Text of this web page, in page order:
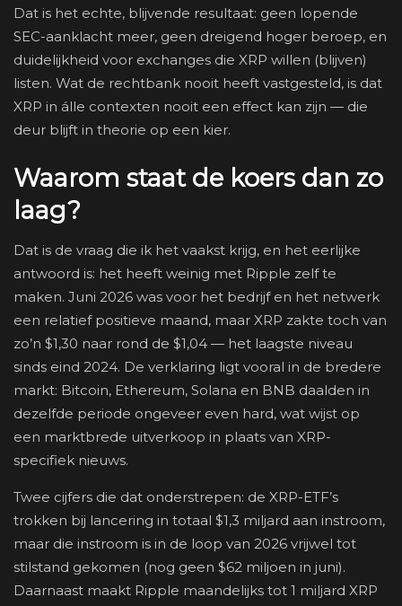
Dat is het echte, blijvende resultaat: geen lopende
SEC-aanklacht meer, geen dreigend hoger beroep, en
duidelijkheid voor exchanges die XRP willen (blijven)
listen. Wat de rechtbank nooit heeft vastgesteld, is dat
XRP in álle contexten nooit een effect kan zijn — die
deur blijft in theorie op een kier.
Waarom staat de koers dan zo
laag?
Dat is de vraag die ik het vaakst krijg, en het eerlijke
antwoord is: het heeft weinig met Ripple zelf te
maken. Juni 2026 was voor het bedrijf en het netwerk
een relatief positieve maand, maar XRP zakte toch van
zo’n $1,30 naar rond de $1,04 — het laagste niveau
sinds eind 2024. De verklaring ligt vooral in de bredere
markt: Bitcoin, Ethereum, Solana en BNB daalden in
dezelfde periode ongeveer even hard, wat wijst op
een marktbrede uitverkoop in plaats van XRP-
specifiek nieuws.
Twee cijfers die dat onderstrepen: de XRP-ETF’s
trokken bij lancering in totaal $1,3 miljard aan instroom,
maar die instroom is in de loop van 2026 vrijwel tot
stilstand gekomen (nog geen $62 miljoen in juni).
Daarnaast maakt Ripple maandelijks tot 1 miljard XRP